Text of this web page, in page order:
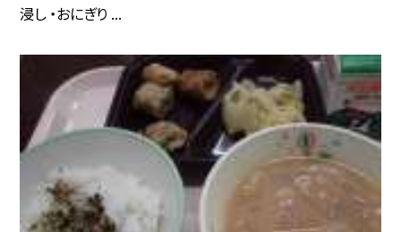
浸し ・おにぎり ...